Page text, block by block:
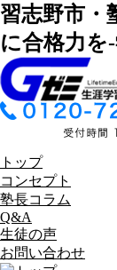
習志野市・
に合格力を
トップ
コンセプト
塾長コラム
Q&A
生徒の声
お問い合わせ